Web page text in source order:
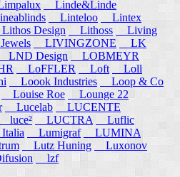
Linde&Linde
Linteloo
Lintex
Design Lithoss
Living
LIVINGZONE
LK
LND Design
LOBMEYR
LoFFLER Loft
Loll
Loook Industries
Loop & Co
Louise Roe
Lounge 22
Lucelab
LUCENTE
luce² LUCTRA
Luflic
Lumigraf
LUMINA
Lutz Huning
Luxonov
lzf